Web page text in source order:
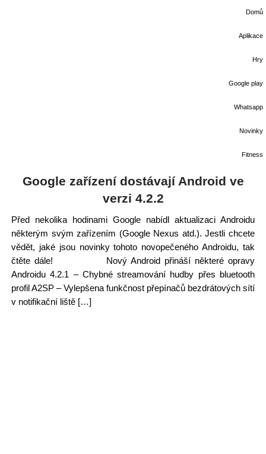
Domů
Aplikace
Hry
Google play
Whatsapp
Novinky
Fitness
Google zařízení dostávají Android ve
verzi 4.2.2
Před nekolika hodinami Google nabídl aktualizaci Androidu
některým svým zařízením (Google Nexus atd.). Jestli chcete
vědět, jaké jsou novinky tohoto novopečeného Androidu, tak
čtěte dále! Nový Android přináší některé opravy
Androidu 4.2.1 – Chybné streamování hudby přes bluetooth
profil A2SP – Vylepšena funkčnost přepínačů bezdrátových sítí
v notifikační liště […]